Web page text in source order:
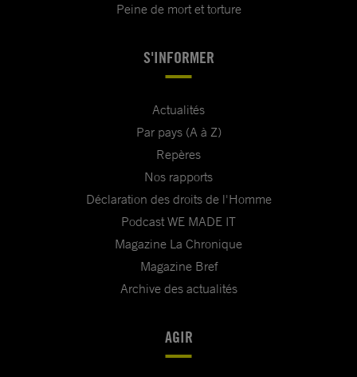
Peine de mort et torture
S'INFORMER
Actualités
Par pays (A à Z)
Repères
Nos rapports
Déclaration des droits de l'Homme
Podcast WE MADE IT
Magazine La Chronique
Magazine Bref
Archive des actualités
AGIR